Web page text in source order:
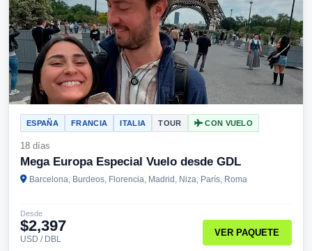
ESPAÑA FRANCIA ITALIA TOUR CON VUELO
18 días
Mega Europa Especial Vuelo desde GDL
Barcelona, Burdeos, Florencia, Madrid, Niza, París, Roma
Desde
$2,397
USD / DBL
VER PAQUETE